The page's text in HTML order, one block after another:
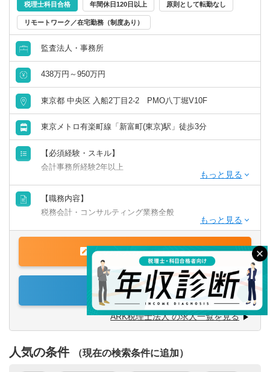
をしています。
■その他
「勤務時間に制約がある」等ご家庭の事情やお考えがある
場合、
「キャリア構築のためこんな関与先を担当したい」など、
顧問先や担当業務内容について希望があれば、面接にてお
聞かせ下さい。
-----------------------------------------------------------
税理士科目合格 年間休日120日以上 原則として転勤なし
リモートワーク／在宅勤務（制度あり）
監査法人・事務所
438万円～950万円
東京都 中央区 入船2丁目2-2 PMO八丁堀V10F
東京メトロ有楽町線「新富町(東京)駅」徒歩3分
【必須経験・スキル】
会計事務所経験2年以上
▽以下の資格・経験をお持ちの方、優遇します
■日商簿記3級以上
■税理士
■公認会計士
■国税局でお勤め経験がある方
【職務内容】
税務会計・コンサルティング業務全般
担当を持って、決算から申告までの一連の税務会計業務に
加え、会計データに基づく実績に基づいて分析を行い、予
測を立て、対策を行う、といった一連の流れをお任せしま
【担当クライアント】
ただきます。
この求人から申し込む
求人を詳しく見る
ARK税理士法人 の求人一覧を見る
人気の条件 （現在の検索条件に追加）
検索する